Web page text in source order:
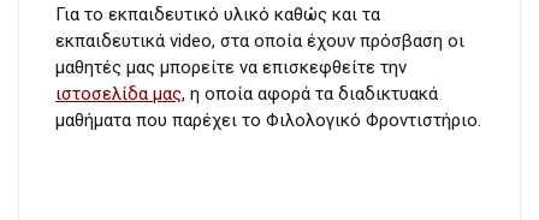
Για το εκπαιδευτικό υλικό καθώς και τα
εκπαιδευτικά video, στα οποία έχουν πρόσβαση οι
μαθητές μας μπορείτε να επισκεφθείτε την
ιστοσελίδα μας, η οποία αφορά τα διαδικτυακά
μαθήματα που παρέχει το Φιλολογικό Φροντιστήριο.